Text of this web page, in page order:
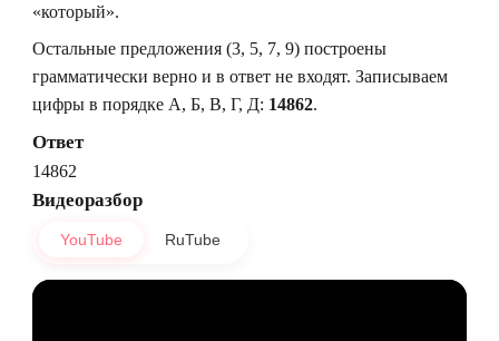
«который».
Остальные предложения (3, 5, 7, 9) построены
грамматически верно и в ответ не входят. Записываем
цифры в порядке А, Б, В, Г, Д: 14862.
Ответ
14862
Видеоразбор
YouTube RuTube